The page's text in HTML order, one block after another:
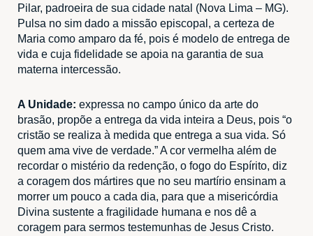
Pilar, padroeira de sua cidade natal (Nova Lima – MG).
Pulsa no sim dado a missão episcopal, a certeza de
Maria como amparo da fé, pois é modelo de entrega de
vida e cuja fidelidade se apoia na garantia de sua
materna intercessão.
A Unidade: expressa no campo único da arte do
brasão, propõe a entrega da vida inteira a Deus, pois “o
cristão se realiza à medida que entrega a sua vida. Só
quem ama vive de verdade.” A cor vermelha além de
recordar o mistério da redenção, o fogo do Espírito, diz
a coragem dos mártires que no seu martírio ensinam a
morrer um pouco a cada dia, para que a misericórdia
Divina sustente a fragilidade humana e nos dê a
coragem para sermos testemunhas de Jesus Cristo.